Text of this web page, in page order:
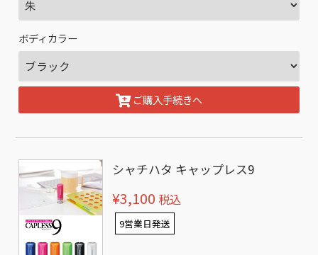
ボディカラー
ご購入手続きへ
シャチハタ キャップレス9
¥3,100 税込
9営業日発送